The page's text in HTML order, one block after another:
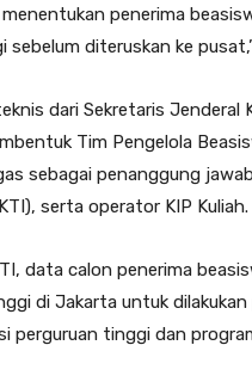
penerima
diteruskan ke
dari Sekretaris Jenderal
Tim Pengelola
sebagai penanggung
serta operator KIP Kuliah.
data calon penerima
di Jakarta untuk
perguruan tinggi dan